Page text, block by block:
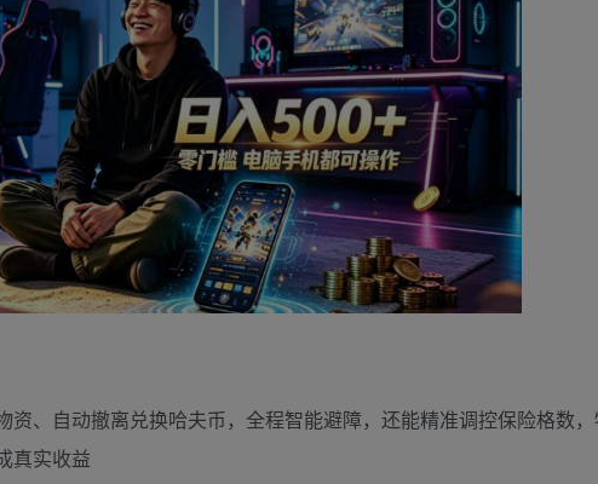
、自动撤离兑换哈夫币，全程智能避障，还能精准调控保险格数
真实收益